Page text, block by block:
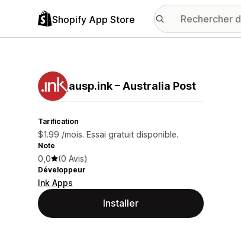
Shopify App Store
ausp.ink – Australia Post
Tarification
$1.99 /mois. Essai gratuit disponible.
Note
0,0 (0 Avis)
Développeur
Ink Apps
Installer